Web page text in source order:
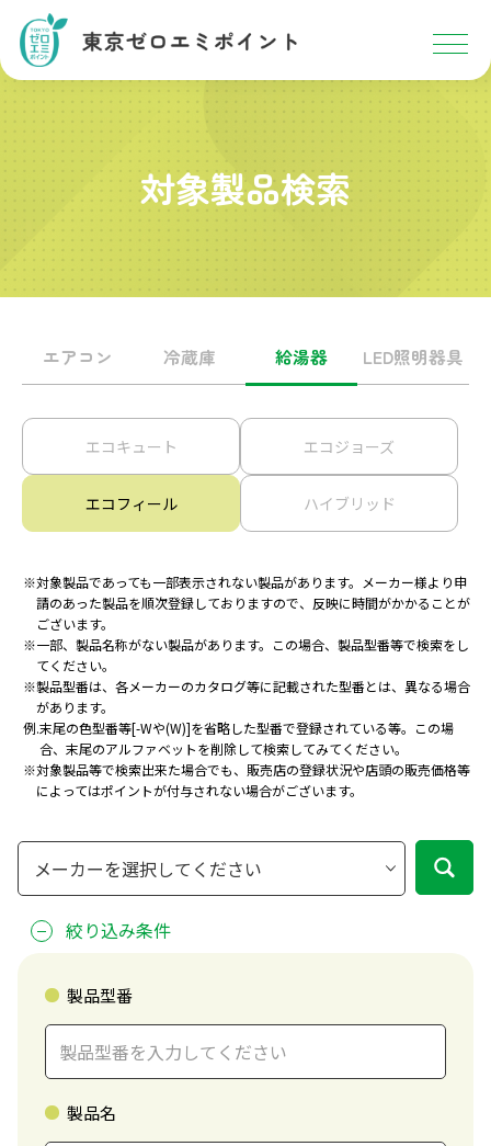
対象製品検索
エアコン 冷蔵庫 給湯器 LED照明器具
エコキュート エコジョーズ
エコフィール ハイブリッド
※対象製品であっても一部表示されない製品があります。メーカー様より申
請のあった製品を順次登録しておりますので、反映に時間がかかることが
ございます。
※一部、製品名称がない製品があります。この場合、製品型番等で検索をし
てください。
※製品型番は、各メーカーのカタログ等に記載された型番とは、異なる場合
があります。
例.末尾の色型番等[-Wや(W)]を省略した型番で登録されている等。 この場
合、末尾のアルファベットを削除して検索してみてください。
※対象製品等で検索出来た場合でも、販売店の登録状況や店頭の販売価格等
によってはポイントが付与されない場合がございます。
絞り込み条件
製品型番
製品名